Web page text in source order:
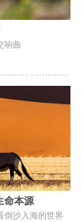
响曲
命本源
倒沙入海的世界